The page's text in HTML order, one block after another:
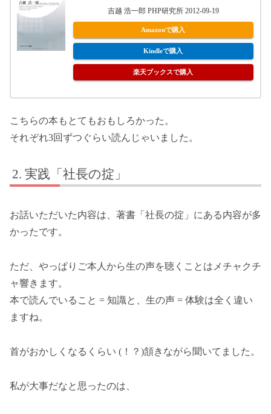
吉越 浩一郎 PHP研究所 2012-09-19
Amazonで購入
Kindleで購入
楽天ブックスで購入
こちらの本もとてもおもしろかった。
それぞれ3回ずつぐらい読んじゃいました。
実践「社長の掟」
お話いただいた内容は、著書「社長の掟」にある内容が多
かったです。
ただ、やっぱりご本人から生の声を聴くことはメチャクチ
ャ響きます。
本で読んでいること = 知識と、生の声 = 体験は全く違い
ますね。
首がおかしくなるくらい (！？)頷きながら聞いてました。
私が大事だなと思ったのは、